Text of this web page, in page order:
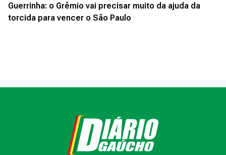
Guerrinha: o Grêmio vai precisar muito da ajuda da
torcida para vencer o São Paulo